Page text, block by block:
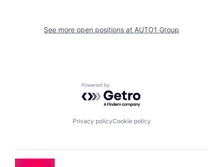
See more open positions at AUTO1 Group
Powered by Getro.com
Privacy policyCookie policy